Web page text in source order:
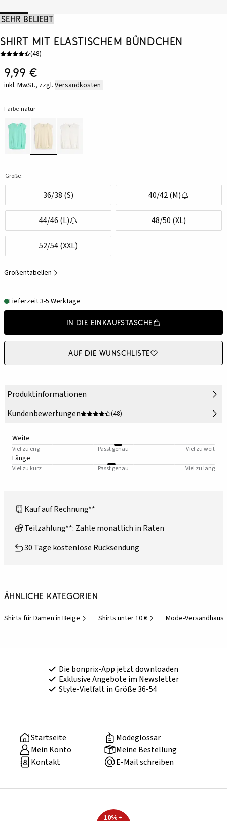
Sehr beliebt
Shirt mit elastischem Bündchen
(48)
9,99 €
inkl. MwSt., zzgl. Versandkosten
Farbe:natur
Größe:
36/38 (S) 40/42 (M)
44/46 (L) 48/50 (XL)
52/54 (XXL)
Größentabellen
Lieferzeit 3-5 Werktage
In die Einkaufstasche
Auf die Wunschliste
Produktinformationen
Kundenbewertungen
(48)
Weite
Viel zu eng Passt genau Viel zu weit
Länge
Viel zu kurz Passt genau Viel zu lang
Kauf auf Rechnung**
Teilzahlung**: Zahle monatlich in Raten
30 Tage kostenlose Rücksendung
Ähnliche Kategorien
Shirts für Damen in Beige Shirts unter 10 € Mode-Versandhaus
Die bonprix-App jetzt downloaden
Exklusive Angebote im Newsletter
Style-Vielfalt in Größe 36-54
Startseite
Modeglossar
Mein Konto
Meine Bestellung
Kontakt
E-Mail schreiben
10% +